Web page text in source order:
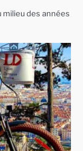
milieu des années